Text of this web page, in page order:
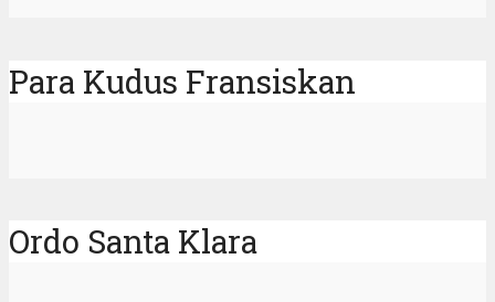
Para Kudus Fransiskan
Ordo Santa Klara